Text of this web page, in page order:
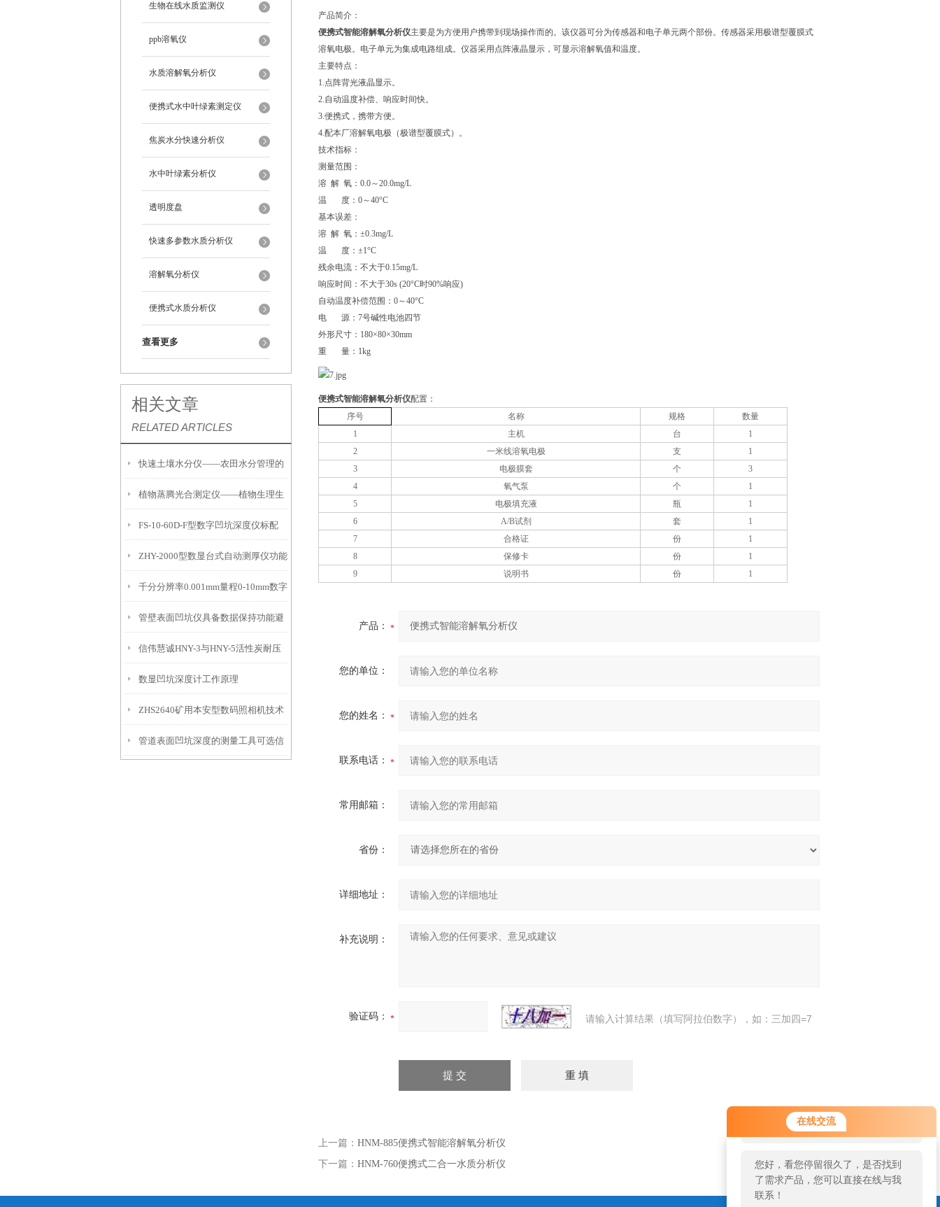
在线交流
您好！欢迎前来咨询，很高兴为您
服务，请问您要咨询什么问题呢？
您好，看您停留很久了，是否找到
了需求产品，您可以直接在线与我
联系！
生物在线水质监测仪
ppb溶氧仪
水质溶解氧分析仪
便携式水中叶绿素测定仪
焦炭水分快速分析仪
水中叶绿素分析仪
透明度盘
快速多参数水质分析仪
溶解氧分析仪
便携式水质分析仪
查看更多
相关文章
RELATED ARTICLES
快速土壤水分仪——农田水分管理的
便携式检测工具
植物蒸腾光合测定仪——植物生理生
态的实时监测设备
FS-10-60D-F型数字凹坑深度仪标配
IP54级表头分辨率0.01mm量程
10mm！
ZHY-2000型数显台式自动测厚仪功能
特点
千分分辨率0.001mm量程0-10mm数字
埋头度仪技术参数！
管壁表面凹坑仪具备数据保持功能避
免测试过程中测针移动导致数据变动
信伟慧诚HNY-3与HNY-5活性炭耐压
强度测定仪技术参数！
数显凹坑深度计工作原理
ZHS2640矿用本安型数码照相机技术
参数！
管道表面凹坑深度的测量工具可选信
产品简介：
便携式智能溶解氧分析仪主要是为方便用户携带到现场操作而的。该仪器可分为传感器和电子单元两个部份。传感器采用极谱型覆膜式
溶氧电极。电子单元为集成电路组成。仪器采用点阵液晶显示，可显示溶解氧值和温度。
主要特点：
1.点阵背光液晶显示。
2.自动温度补偿、响应时间快。
3.便携式，携带方便。
4.配本厂溶解氧电极（极谱型覆膜式）。
技术指标：
测量范围：
溶 解 氧：0.0～20.0mg/L
温 度：0～40°C
基本误差：
溶 解 氧：±0.3mg/L
温 度：±1°C
残余电流：不大于0.15mg/L
响应时间：不大于30s (20°C时90%响应)
自动温度补偿范围：0～40°C
电 源：7号碱性电池四节
外形尺寸：180×80×30mm
重 量：1kg
便携式智能溶解氧分析仪配置：
序号
名称 规格
数量
1
主机 台
1
2
一米线溶氧电极 支
1
3
电极膜套 个
3
4
氧气泵 个
1
5
电极填充液 瓶
1
6
A/B试剂 套
1
7
合格证 份
1
8
保修卡 份
1
9
说明书 份 1
产品：
您的单位：
您的姓名：
联系电话：
常用邮箱：
省份：
详细地址：
补充说明：
验证码： 请输入计算结果（填写阿拉伯数字），如：三加四=7
上一篇： HNM-885便携式智能溶解氧分析仪
下一篇： HNM-760便携式二合一水质分析仪